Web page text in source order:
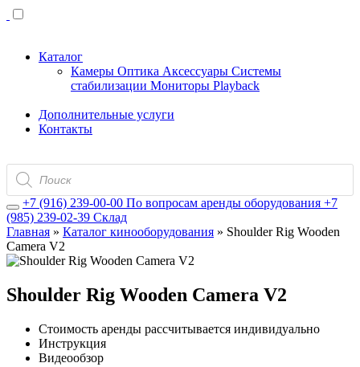
Каталог
Камеры Оптика Аксессуары Системы
стабилизации Мониторы Playback
Дополнительные услуги
Контакты
Поиск
товаров
+7 (916) 239-00-00 По вопросам аренды оборудования +7
(985) 239-02-39 Склад
Главная » Каталог кинооборудования » Shoulder Rig Wooden
Camera V2
Shoulder Rig Wooden Camera V2
Стоимость аренды рассчитывается индивидуально
Инструкция
Видеообзор